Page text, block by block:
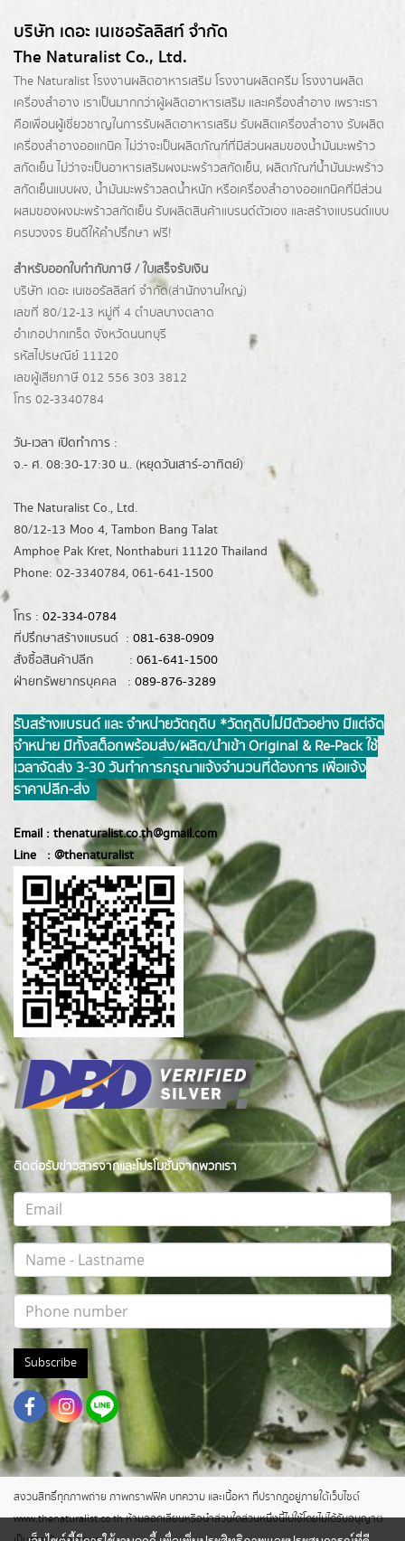
บริษัท เดอะ เนเชอรัลลิสท์ จำกัด
The Naturalist Co., Ltd.
The Naturalist โรงงานผลิตอาหารเสริม โรงงานผลิตครีม โรงงานผลิต
เครื่องสำอาง เราเป็นมากกว่าผู้ผลิตอาหารเสริม และเครื่องสำอาง เพราะเรา
คือเพื่อนผู้เชี่ยวชาญในการรับผลิตอาหารเสริม รับผลิตเครื่องสำอาง รับผลิต
เครื่องสำอางออแกนิค ไม่ว่าจะเป็นผลิตภัณฑ์ที่มีส่วนผสมของน้ำมันมะพร้าว
สกัดเย็น ไม่ว่าจะเป็นอาหารเสริมผงมะพร้าวสกัดเย็น, ผลิตภัณฑ์น้ำมันมะพร้าว
สกัดเย็นแบบผง, น้ำมันมะพร้าวลดน้ำหนัก หรือเครื่องสำอางออแกนิคที่มีส่วน
ผสมของผงมะพร้าวสกัดเย็น รับผลิตสินค้าแบรนด์ตัวเอง และสร้างแบรนด์แบบ
ครบวงจร ยินดีให้คำปรึกษา ฟรี!
สำหรับออกใบกำกับภาษี / ใบเสร็จรับเงิน
บริษัท เดอะ เนเชอรัลลิสท์ จำกัด(ส่านักงานใหญ่)
เลขที่ 80/12-13 หมู่ที่ 4 ตำบลบางตลาด
อำเภอปากเกร็ด จังหวัดนนทบุรี
รหัสไปรษณีย์ 11120
เลขผู้เสียภาษี 012 556 303 3812
โทร 02-3340784
วัน-เวลา เปิดทำการ :
จ.- ศ. 08:30-17:30 น.. (หยุดวันเสาร์-อาทิตย์)
The Naturalist Co., Ltd.
80/12-13 Moo 4, Tambon Bang Talat
Amphoe Pak Kret, Nonthaburi 11120 Thailand
Phone: 02-3340784, 061-641-1500
โทร : 02-334-0784
ที่ปรึกษาสร้างแบรนด์ : 081-638-0909
สั่งซื้อสินค้าปลีก : 061-641-1500
ฝ่ายทรัพยากรบุคคล : 089-876-3289
รับสร้างแบรนด์ และ จำหน่ายวัตถุดิบ *วัตถุดิบไม่มีตัวอย่าง มีแต่จัด
จำหน่าย มีทั้งสต็อกพร้อมส่ง/ผลิต/นำเข้า Original & Re-Pack ใช้
เวลาจัดส่ง 3-30 วันทำการ กรุณาแจ้งจำนวนที่ต้องการ เพื่อแจ้ง
ราคาปลีก-ส่ง
Email : thenaturalist.co.th@gmail.com
Line : @thenaturalist
ติดต่อรับข่าวสารจากและโปรโมชั่นจากพวกเรา
Subscribe
สงวนสิทธิ์ทุกภาพถ่าย ภาพกราฟฟิค บทความ และเนื้อหา ที่ปรากฎอยู่ภายใต้เว็บไซต์
www.thenaturalist.co.th ห้ามลอกเลียนหรือนำส่วนใดส่วนหนึ่งนี้ไปใช้โดยไม่ได้รับอนุญาต